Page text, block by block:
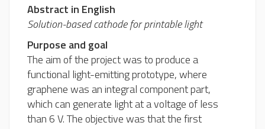
Abstract in English
Solution-based cathode for printable light
Purpose and goal
The aim of the project was to produce a
functional light-emitting prototype, where
graphene was an integral component part,
which can generate light at a voltage of less
than 6 V. The objective was that the first